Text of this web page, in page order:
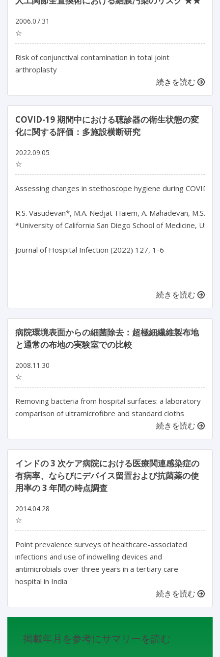
2006.07.31
☆
Risk of conjunctival contamination in total joint
arthroplasty
続きを読む
COVID-19 期間中における聴診器の衛生状態の変
化に関する評価：多施設横断研究
2022.09.05
☆
Assessing changes in stethoscope hygiene during COVID-
R.S. Vasudevan*, M.A. Nedjat-Haiem, A. Mahadevan, M.S.
*University of California San Diego School of Medicine, USA
Journal of Hospital Infection (2022) 127, 1-6
続きを読む
病院環境表面からの細菌除去：超極細繊維製布地
と通常の布地の実験室での比較
2008.11.30
☆
Removing bacteria from hospital surfaces: a laboratory
comparison of ultramicrofibre and standard cloths
続きを読む
インドの 3 次ケア病院における医療関連感染症の
有病率、ならびにデバイス留置および抗菌薬の使
用率の 3 年間の時点調査
2014.04.28
☆
Point prevalence surveys of healthcare-associated
infections and use of indwelling devices and
antimicrobials over three years in a tertiary care
hospital in India
続きを読む
掲載年月を参考にサマリーを読む